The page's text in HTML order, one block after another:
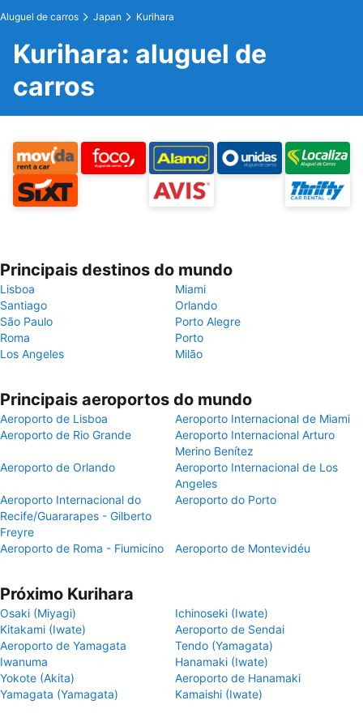
Aluguel de carros Japan Kurihara
Kurihara: aluguel de
carros
Principais destinos do mundo
Lisboa
Miami
Santiago
Orlando
São Paulo
Porto Alegre
Roma
Porto
Los Angeles
Milão
Principais aeroportos do mundo
Aeroporto de Lisboa
Aeroporto Internacional de Miami
Aeroporto de Rio Grande
Aeroporto Internacional Arturo
Merino Benítez
Aeroporto de Orlando
Aeroporto Internacional de Los
Angeles
Aeroporto Internacional do
Recife/Guararapes - Gilberto
Freyre
Aeroporto do Porto
Aeroporto de Roma - Fiumicino Aeroporto de Montevidéu
Próximo Kurihara
Osaki (Miyagi)
Ichinoseki (Iwate)
Kitakami (Iwate)
Aeroporto de Sendai
Aeroporto de Yamagata
Tendo (Yamagata)
Iwanuma
Hanamaki (Iwate)
Yokote (Akita)
Aeroporto de Hanamaki
Yamagata (Yamagata)
Kamaishi (Iwate)